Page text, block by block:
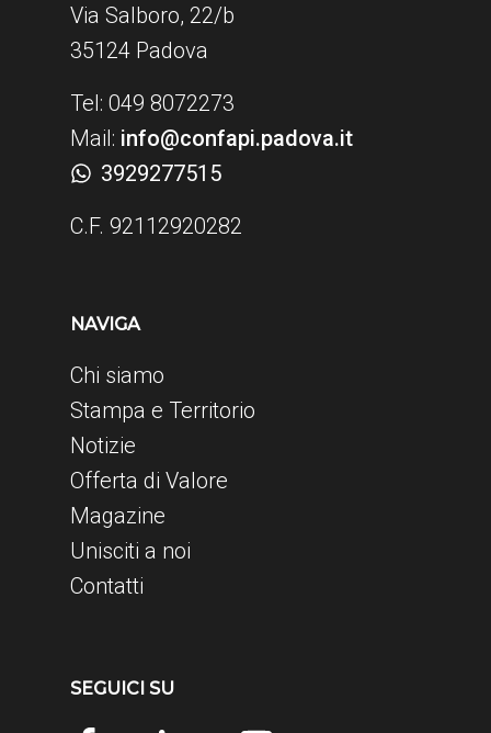
Via Salboro, 22/b
35124 Padova
Tel: 049 8072273
Mail: info@confapi.padova.it
3929277515
C.F. 92112920282
NAVIGA
Chi siamo
Stampa e Territorio
Notizie
Offerta di Valore
Magazine
Unisciti a noi
Contatti
SEGUICI SU